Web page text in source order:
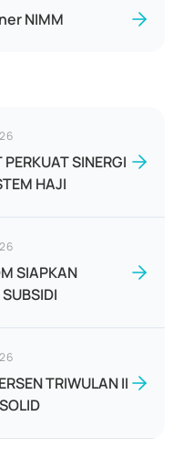
NIMM
SINERGI
HAJI
SIAPKAN
TRIWULAN II